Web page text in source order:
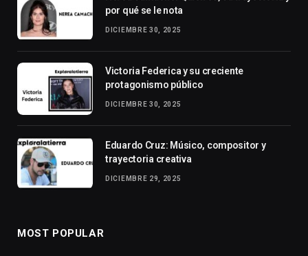
por qué se le nota
DICIEMBRE 30, 2025
Victoria Federica y su creciente
protagonismo público
DICIEMBRE 30, 2025
Eduardo Cruz: Músico, compositor y
trayectoria creativa
DICIEMBRE 29, 2025
MOST POPULAR